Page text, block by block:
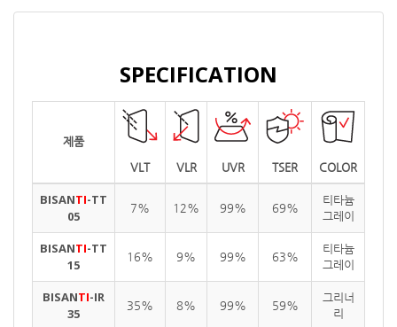
SPECIFICATION
제품
VLT
VLR UVR TSER COLOR
BISANTI-TT
05
7% 12% 99% 69%
티타늄
그레이
BISANTI-TT
15
16% 9% 99% 63%
티타늄
그레이
BISANTI-IR
35
35% 8% 99% 59%
그리너
리